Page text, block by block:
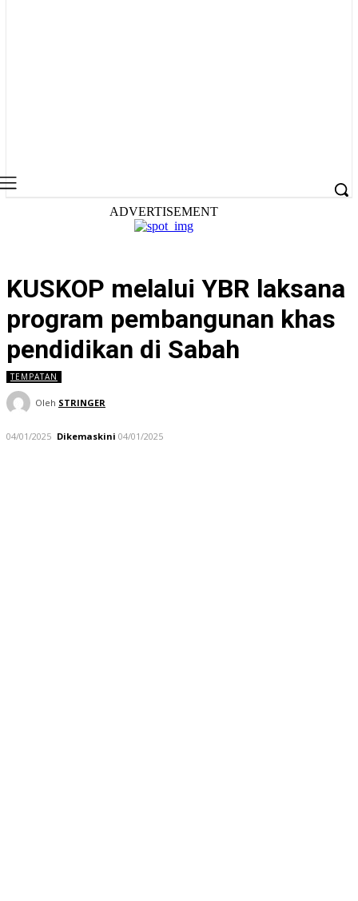
ADVERTISEMENT
KUSKOP melalui YBR laksana
program pembangunan khas
pendidikan di Sabah
TEMPATAN
Oleh STRINGER
04/01/2025 Dikemaskini 04/01/2025